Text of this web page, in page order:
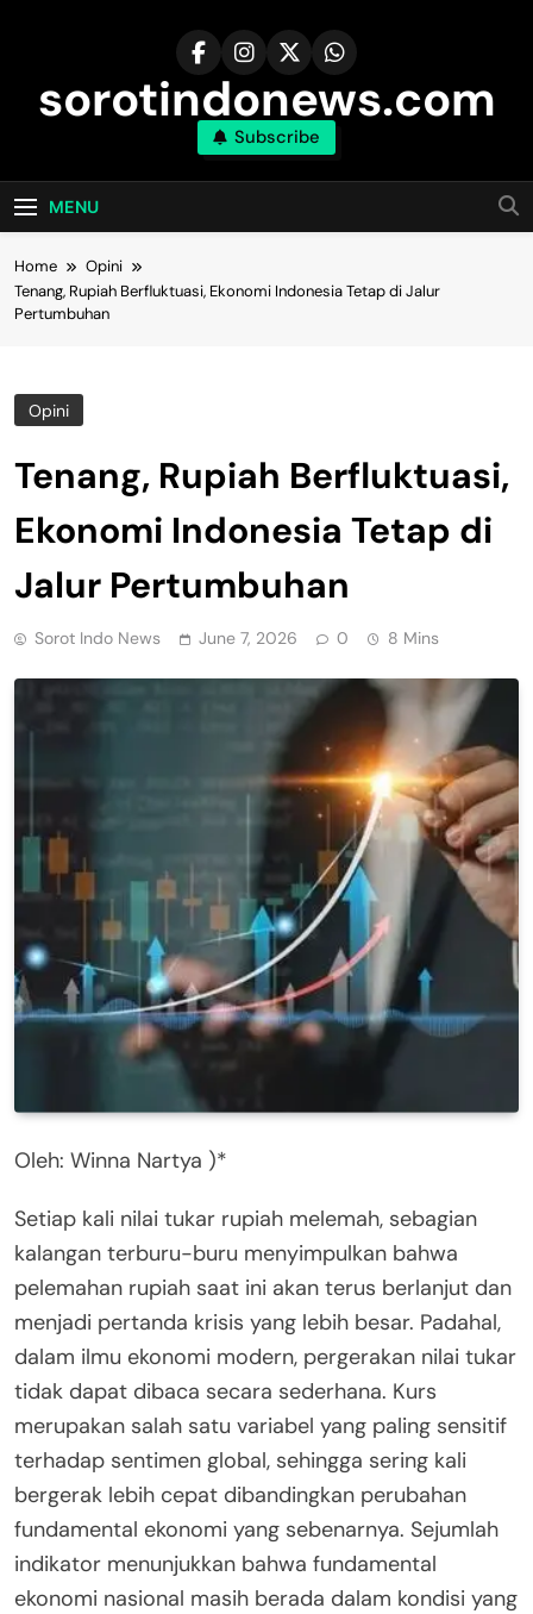
sorotindonews.com
Subscribe
MENU
Home
Opini
Tenang, Rupiah Berfluktuasi, Ekonomi Indonesia Tetap di Jalur
Pertumbuhan
Opini
Tenang, Rupiah Berfluktuasi,
Ekonomi Indonesia Tetap di
Jalur Pertumbuhan
Sorot Indo News June 7, 2026 0 8 Mins
Oleh: Winna Nartya )*
Setiap kali nilai tukar rupiah melemah, sebagian
kalangan terburu-buru menyimpulkan bahwa
pelemahan rupiah saat ini akan terus berlanjut dan
menjadi pertanda krisis yang lebih besar. Padahal,
dalam ilmu ekonomi modern, pergerakan nilai tukar
tidak dapat dibaca secara sederhana. Kurs
merupakan salah satu variabel yang paling sensitif
terhadap sentimen global, sehingga sering kali
bergerak lebih cepat dibandingkan perubahan
fundamental ekonomi yang sebenarnya. Sejumlah
indikator menunjukkan bahwa fundamental
ekonomi nasional masih berada dalam kondisi yang